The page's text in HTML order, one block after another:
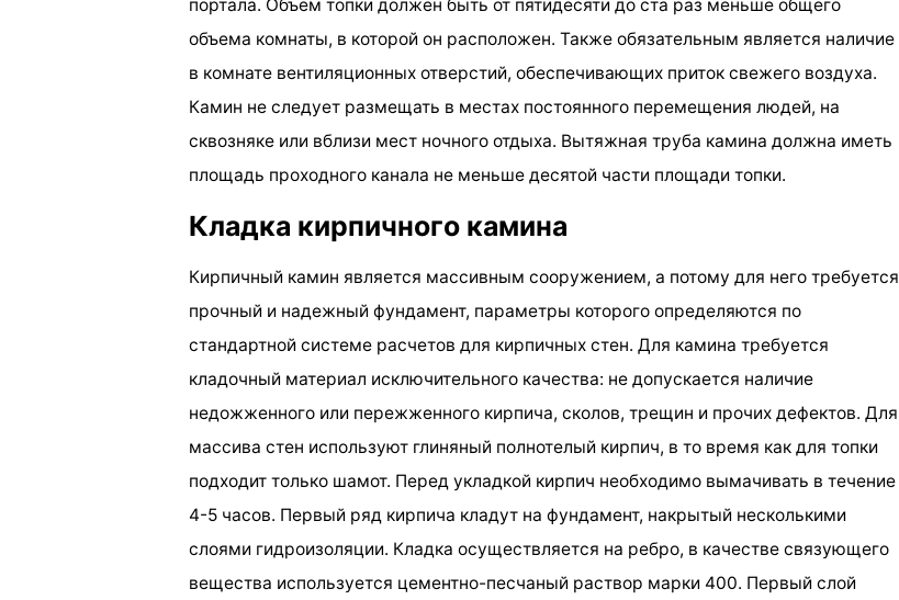
портала. Объем топки должен быть от пятидесяти до ста раз меньше общего
объема комнаты, в которой он расположен. Также обязательным является наличие
в комнате вентиляционных отверстий, обеспечивающих приток свежего воздуха.
Камин не следует размещать в местах постоянного перемещения людей, на
сквозняке или вблизи мест ночного отдыха. Вытяжная труба камина должна иметь
площадь проходного канала не меньше десятой части площади топки.
Кладка кирпичного камина
Кирпичный камин является массивным сооружением, а потому для него требуется
прочный и надежный фундамент, параметры которого определяются по
стандартной системе расчетов для кирпичных стен. Для камина требуется
кладочный материал исключительного качества: не допускается наличие
недожженного или пережженного кирпича, сколов, трещин и прочих дефектов. Для
массива стен используют глиняный полнотелый кирпич, в то время как для топки
подходит только шамот. Перед укладкой кирпич необходимо вымачивать в течение
4-5 часов. Первый ряд кирпича кладут на фундамент, накрытый несколькими
слоями гидроизоляции. Кладка осуществляется на ребро, в качестве связующего
вещества используется цементно-песчаный раствор марки 400. Первый слой